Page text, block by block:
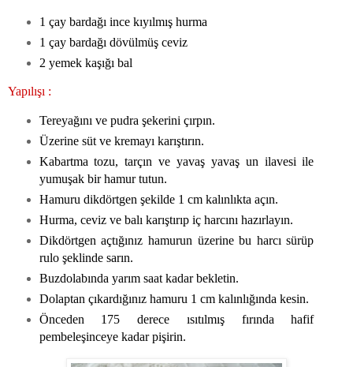
1 çay bardağı ince kıyılmış hurma
1 çay bardağı dövülmüş ceviz
2 yemek kaşığı bal
Yapılışı :
Tereyağını ve pudra şekerini çırpın.
Üzerine süt ve kremayı karıştırın.
Kabartma tozu, tarçın ve yavaş yavaş un ilavesi ile
yumuşak bir hamur tutun.
Hamuru dikdörtgen şekilde 1 cm kalınlıkta açın.
Hurma, ceviz ve balı karıştırıp iç harcını hazırlayın.
Dikdörtgen açtığınız hamurun üzerine bu harcı sürüp
rulo şeklinde sarın.
Buzdolabında yarım saat kadar bekletin.
Dolaptan çıkardığınız hamuru 1 cm kalınlığında kesin.
Önceden 175 derece ısıtılmış fırında hafif
pembeleşinceye kadar pişirin.